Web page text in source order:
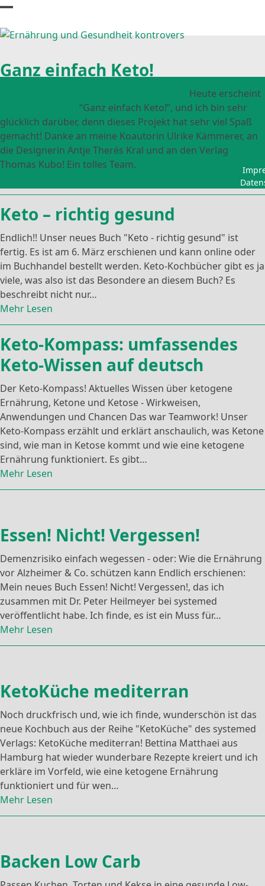
Skip
content
mobile
menu
mobile
menu
Ganz einfach Keto!
Heute erscheint
“Ganz einfach Keto!”, und ich bin sehr
glücklich darüber, denn dieses Projekt hat sehr viel Spaß
gemacht! Danke an meine Koautorin Ulrike Kämmerer, an
die Designerin Antje Therés Kral und an den Verlag
Thomas Kubo! Ein tolles Team.
Keto – richtig gesund
Endlich!! Unser neues Buch "Keto - richtig gesund" ist
fertig. Es ist am 6. März erschienen und kann online oder
im Buchhandel bestellt werden. Keto-Kochbücher gibt es ja
viele, was also ist das Besondere an diesem Buch? Es
beschreibt nicht nur…
Mehr Lesen
Keto-Kompass: umfassendes
Keto-Wissen auf deutsch
Der Keto-Kompass! Aktuelles Wissen über ketogene
Ernährung, Ketone und Ketose - Wirkweisen,
Anwendungen und Chancen Das war Teamwork! Unser
Keto-Kompass erzählt und erklärt anschaulich, was Ketone
sind, wie man in Ketose kommt und wie eine ketogene
Ernährung funktioniert. Es gibt…
Mehr Lesen
Essen! Nicht! Vergessen!
Demenzrisiko einfach wegessen - oder: Wie die Ernährung
vor Alzheimer & Co. schützen kann Endlich erschienen:
Mein neues Buch Essen! Nicht! Vergessen!, das ich
zusammen mit Dr. Peter Heilmeyer bei systemed
veröffentlicht habe. Ich finde, es ist ein Muss für…
Mehr Lesen
KetoKüche mediterran
Noch druckfrisch und, wie ich finde, wunderschön ist das
neue Kochbuch aus der Reihe "KetoKüche" des systemed
Verlags: KetoKüche mediterran! Bettina Matthaei aus
Hamburg hat wieder wunderbare Rezepte kreiert und ich
erkläre im Vorfeld, wie eine ketogene Ernährung
funktioniert und für wen…
Mehr Lesen
Backen Low Carb